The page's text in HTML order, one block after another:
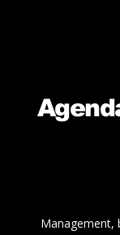
Management,